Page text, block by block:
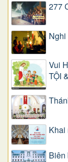
277
Vui
TỘI
Khai
Biên